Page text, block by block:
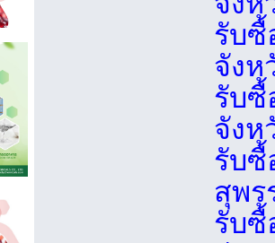
รับซื้
จังห
รับ
จังห
รับซื้
สุพ
รับซื้